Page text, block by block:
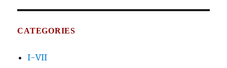
CATEGORIES
I-VII